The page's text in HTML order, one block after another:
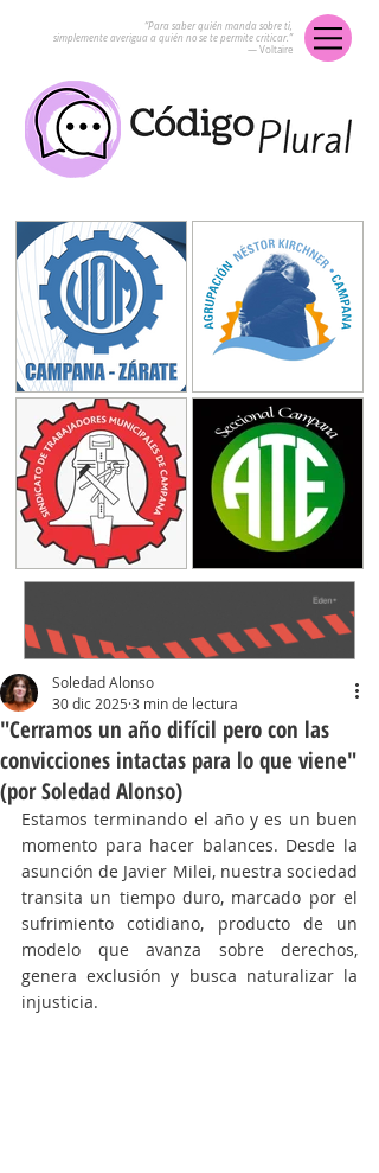
“Para saber quién manda sobre ti,
simplemente averigua a quién no se te permite criticar.”
― Voltaire
"Cerramos un año difícil pero con las
convicciones intactas para lo que viene"
(por Soledad Alonso)
Soledad Alonso
30 dic 2025 3 min de lectura
Estamos terminando el año y es un buen
momento para hacer balances. Desde la
asunción de Javier Milei, nuestra sociedad
transita un tiempo duro, marcado por el
sufrimiento cotidiano, producto de un
modelo que avanza sobre derechos,
genera exclusión y busca naturalizar la
injusticia.